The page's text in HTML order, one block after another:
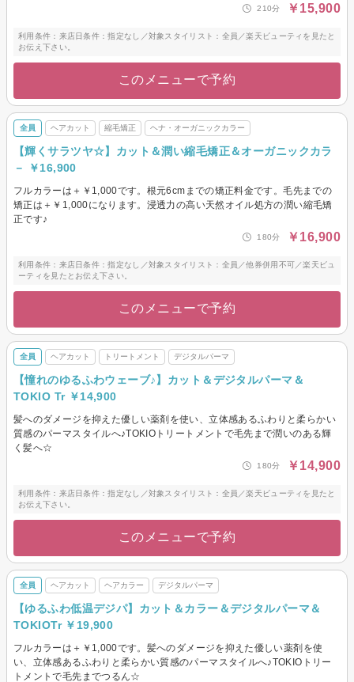
210分 ￥15,900
利用条件：来店日条件：指定なし／対象スタイリスト：全員／楽天ビューティを見たと
お伝え下さい。
このメニューで予約
全員 ヘアカット 縮毛矯正 ヘナ・オーガニックカラー
【輝くサラツヤ☆】カット＆潤い縮毛矯正＆オーガニックカラ
－ ￥16,900
フルカラーは＋￥1,000です。根元6cmまでの矯正料金です。毛先までの
矯正は＋￥1,000になります。浸透力の高い天然オイル処方の潤い縮毛矯
正です♪
180分 ￥16,900
利用条件：来店日条件：指定なし／対象スタイリスト：全員／他券併用不可／楽天ビュ
ーティを見たとお伝え下さい。
このメニューで予約
全員 ヘアカット トリートメント デジタルパーマ
【憧れのゆるふわウェーブ♪】カット＆デジタルパーマ＆
TOKIO Tr ￥14,900
髪へのダメージを抑えた優しい薬剤を使い、立体感あるふわりと柔らかい
質感のパーマスタイルへ♪TOKIOトリートメントで毛先まで潤いのある輝
く髪へ☆
180分 ￥14,900
利用条件：来店日条件：指定なし／対象スタイリスト：全員／楽天ビューティを見たと
お伝え下さい。
このメニューで予約
全員 ヘアカット ヘアカラー デジタルパーマ
【ゆるふわ低温デジパ】カット＆カラー＆デジタルパーマ＆
TOKIOTr ￥19,900
フルカラーは＋￥1,000です。髪へのダメージを抑えた優しい薬剤を使
い、立体感あるふわりと柔らかい質感のパーマスタイルへ♪TOKIOトリー
トメントで毛先までつるん☆